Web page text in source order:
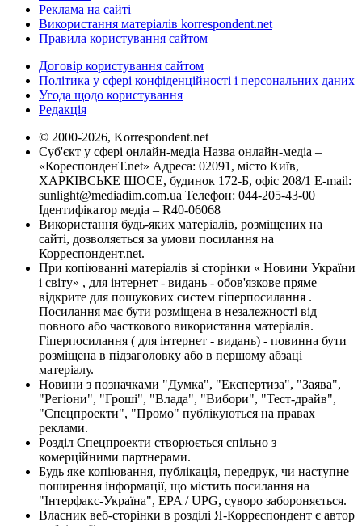
Реклама на сайті
Використання матеріалів korrespondent.net
Правила користування сайтом
Договір користування сайтом
Політика у сфері конфіденційності і персональних даних
Угода щодо користування
Редакція
© 2000-2026, Korrespondent.net
Суб'єкт у сфері онлайн-медіа Назва онлайн-медіа –
«КореспонденТ.net» Адреса: 02091, місто Київ,
ХАРКІВСЬКЕ ШОСЕ, будинок 172-Б, офіс 208/1 E-mail:
sunlight@mediadim.com.ua Телефон: 044-205-43-00
Ідентифікатор медіа – R40-06068
Використання будь-яких матеріалів, розміщених на
сайті, дозволяється за умови посилання на
Корреспондент.net.
При копіюванні матеріалів зі сторінки « Новини України
і світу» , для інтернет - видань - обов'язкове пряме
відкрите для пошукових систем гіперпосилання .
Посилання має бути розміщена в незалежності від
повного або часткового використання матеріалів.
Гіперпосилання ( для інтернет - видань) - повинна бути
розміщена в підзаголовку або в першому абзаці
матеріалу.
Новини з позначками "Думка", "Експертиза", "Заява",
"Регіони", "Гроші", "Влада", "Вибори", "Тест-драйв",
"Спецпроекти", "Промо" публікуються на правах
реклами.
Розділ Спецпроекти створюється спільно з
комерційними партнерами.
Будь яке копіювання, публікація, передрук, чи наступне
поширення інформації, що містить посилання на
"Інтерфакс-Україна", EPA / UPG, суворо забороняється.
Власник веб-сторінки в розділі Я-Корреспондент є автор